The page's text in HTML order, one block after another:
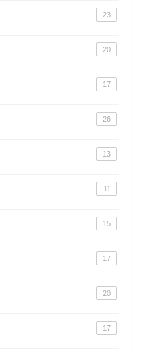
23
20
17
26
13
11
15
17
20
17